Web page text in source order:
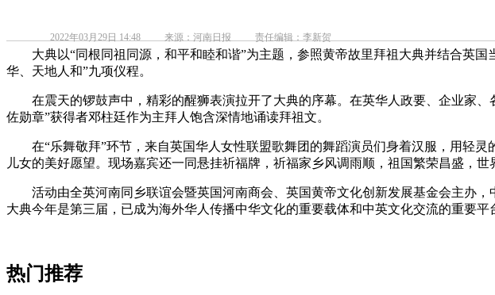
2022年03月29日 14:48 来源：河南日报 责任编辑：李新贺
大典以“同根同祖同源，和平和睦和谐”为主题，参照黄帝故里拜祖大典并结合英国
华、天地人和”九项仪程。
在震天的锣鼓声中，精彩的醒狮表演拉开了大典的序幕。在英华人政要、企业家、
佐勋章”获得者邓柱廷作为主拜人饱含深情地诵读拜祖文。
在“乐舞敬拜”环节，来自英国华人女性联盟歌舞团的舞蹈演员们身着汉服，用轻灵
儿女的美好愿望。现场嘉宾还一同悬挂祈福牌，祈福家乡风调雨顺，祖国繁荣昌盛，世
活动由全英河南同乡联谊会暨英国河南商会、英国黄帝文化创新发展基金会主办，
大典今年是第三届，已成为海外华人传播中华文化的重要载体和中英文化交流的重要平
热门推荐